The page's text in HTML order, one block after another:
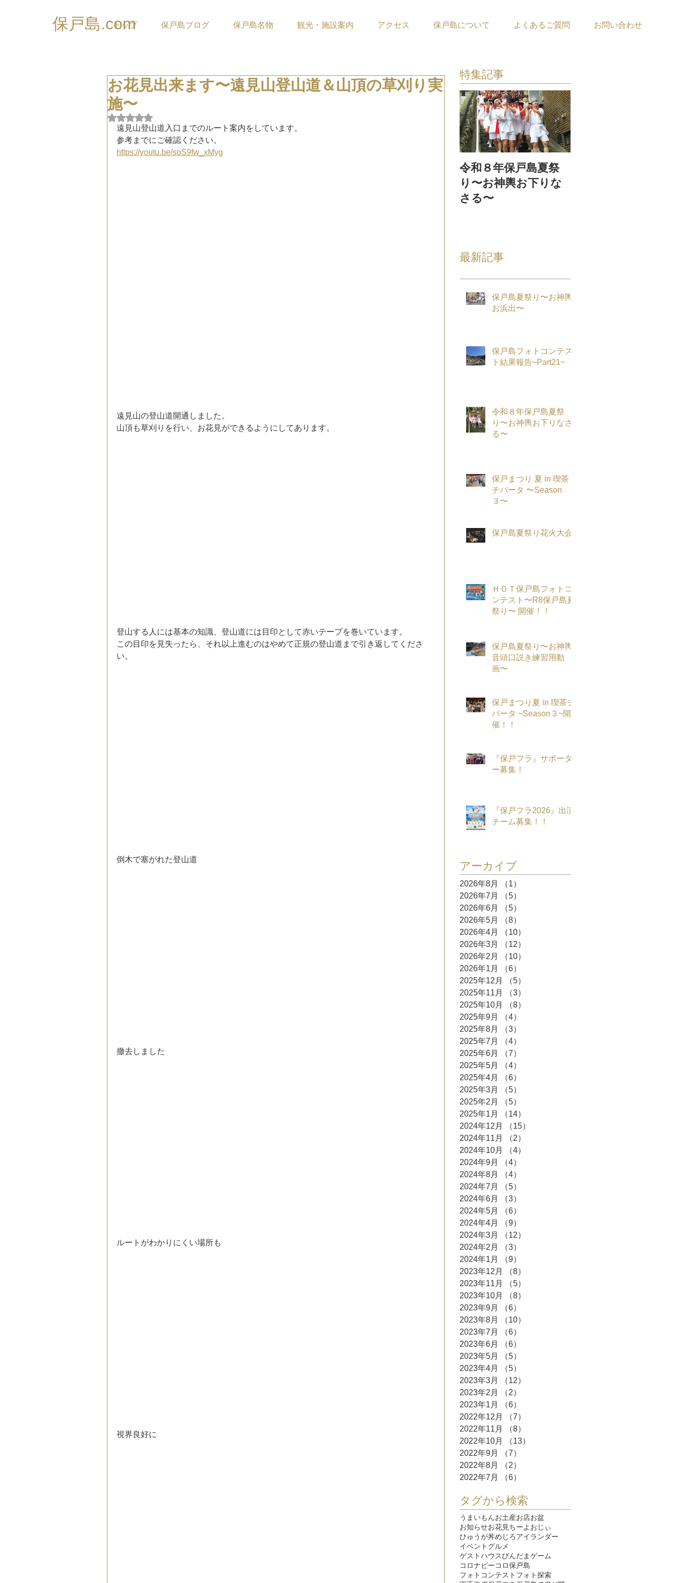
保戸島.com
トップ 保戸島ブログ 保戸島名物 観光・施設案内 アクセス 保戸島について よくあるご質問 お問い合わせ
お花見出来ます〜遠見山登山道＆山頂の草刈り実
施〜
5つ星のうちNaNと評価されています。
遠見山登山道入口までのルート案内をしています。
参考までにご確認ください。
https://youtu.be/soS9fw_xMyg
遠見山の登山道開通しました。
山頂も草刈りを行い、お花見ができるようにしてあります。
登山する人には基本の知識、登山道には目印として赤いテープを巻いています。
この目印を見失ったら、それ以上進むのはやめて正規の登山道まで引き返してくださ
い。
倒木で塞がれた登山道
撤去しました
ルートがわかりにくい場所も
視界良好に
特集記事
令和８年保戸島夏祭
り〜お神輿お下りな
さる〜
最新記事
保戸島夏祭り〜お神輿
お浜出〜
保戸島フォトコンテス
ト結果報告~Part21~
令和８年保戸島夏祭
り〜お神輿お下りなさ
る〜
保戸まつり 夏 in 喫茶
チパータ 〜Season
３〜
保戸島夏祭り花火大会
ＨＯＴ保戸島フォトコ
ンテスト〜R8保戸島夏
祭り〜 開催！！
保戸島夏祭り〜お神輿
音頭口説き練習用動
画〜
保戸まつり夏 in 喫茶チ
パータ ~Season３~開
催！！
『保戸フラ』サポータ
ー募集！
『保戸フラ2026』出演
チーム募集！！
アーカイブ
2026年8月 （1）
2026年7月
（5）
2026年6月
（5）
2026年5月
（8）
2026年4月
（10）
2026年3月
（12）
2026年2月
（10）
2026年1月
（6）
2025年12月
（5）
2025年11月
（3）
2025年10月
（8）
2025年9月
（4）
2025年8月
（3）
2025年7月
（4）
2025年6月
（7）
2025年5月
（4）
2025年4月
（6）
2025年3月
（5）
2025年2月
（5）
2025年1月
（14）
2024年12月
（15）
2024年11月
（2）
2024年10月
（4）
2024年9月
（4）
2024年8月
（4）
2024年7月
（5）
2024年6月
（3）
2024年5月
（6）
2024年4月
（9）
2024年3月
（12）
2024年2月
（3）
2024年1月
（9）
2023年12月
（8）
2023年11月
（5）
2023年10月
（8）
2023年9月
（6）
2023年8月
（10）
2023年7月
（6）
2023年6月
（6）
2023年5月
（5）
2023年4月
（5）
2023年3月
（12）
2023年2月
（2）
2023年1月
（6）
2022年12月
（7）
2022年11月
（8）
2022年10月
（13）
2022年9月
（7）
2022年8月
（2）
2022年7月
（6）
タグから検索
うまいもんお土産お店お盆
お知らせお花見ちーよおじぃ
ひゅうが丼めじろアイランダー
イベント グルメ
ゲストハウスびんだまゲーム
コロナビーコロ保戸島
フォトコンテスト フォト探索